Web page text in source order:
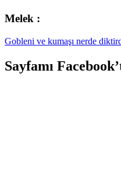
Melek :
Gobleni ve kumaşı nerde
Sayfamı